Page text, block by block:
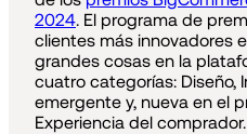
2024. El programa de
clientes más innovadores
grandes cosas en la
cuatro categorías: Diseño,
emergente y, nueva en el
Experiencia del comprador.